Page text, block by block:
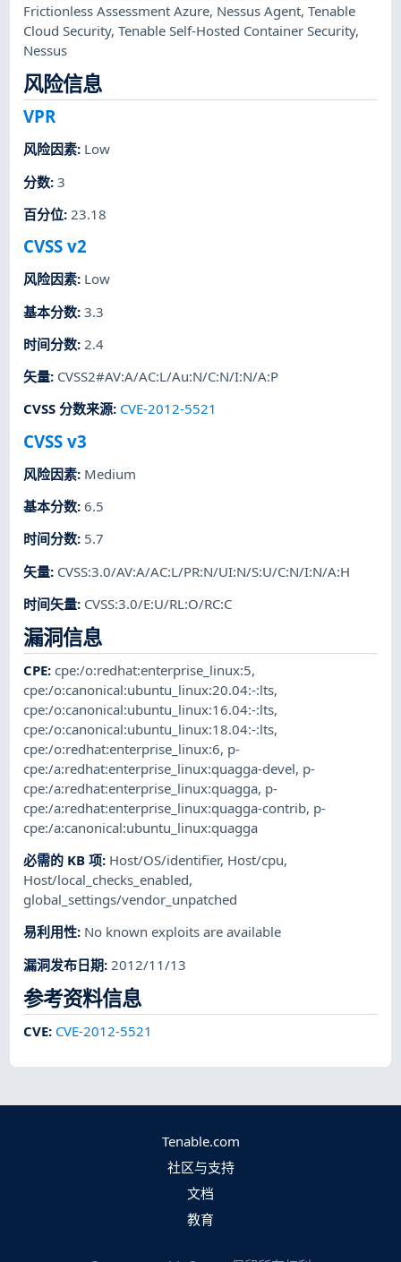
Frictionless Assessment Azure, Nessus Agent,Tenable
Cloud Security,Tenable Self-Hosted Container Security,
Nessus
风险信息
VPR
风险因素: Low
分数:3
百分位: 23.18
CVSS v2
风险因素: Low
基本分数:3.3
时间分数: 2.4
矢量: CVSS2#AV:A/AC:L/Au:N/C:N/I:N/A:P
CVSS 分数来源: CVE-2012-5521
CVSS v3
风险因素: Medium
基本分数:6.5
时间分数: 5.7
矢量: CVSS:3.0/AV:A/AC:L/PR:N/UI:N/S:U/C:N/I:N/A:H
时间矢量: CVSS:3.0/E:U/RL:O/RC:C
漏洞信息
CPE:cpe:/o:redhat:enterprise_linux:5,
cpe:/o:canonical:ubuntu_linux:20.04:-:lts,
cpe:/o:canonical:ubuntu_linux:16.04:-:lts,
cpe:/o:canonical:ubuntu_linux:18.04:-:lts,
cpe:/o:redhat:enterprise_linux:6, p-
cpe:/a:redhat:enterprise_linux:quagga-devel, p-
cpe:/a:redhat:enterprise_linux:quagga, p-
cpe:/a:redhat:enterprise_linux:quagga-contrib, p-
cpe:/a:canonical:ubuntu_linux:quagga
必需的 KB 项: Host/OS/identifier, Host/cpu,
Host/local_checks_enabled,
global_settings/vendor_unpatched
易利用性: No known exploits are available
漏洞发布日期: 2012/11/13
参考资料信息
CVE: CVE-2012-5521
Tenable.com
社区与支持
文档
教育